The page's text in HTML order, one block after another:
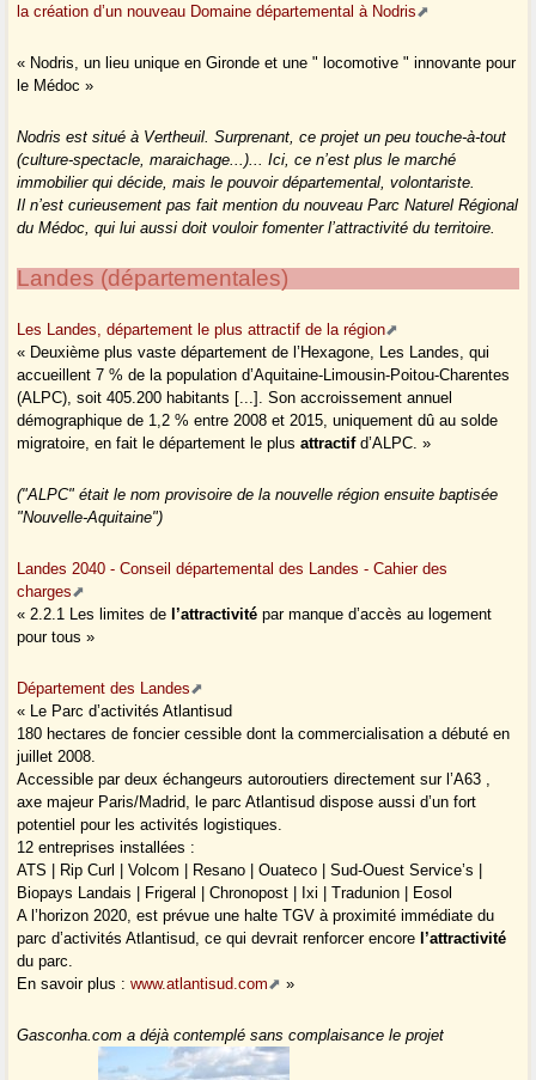
la création d’un nouveau Domaine départemental à Nodris
« Nodris, un lieu unique en Gironde et une " locomotive " innovante pour
le Médoc »
Nodris est situé à Vertheuil. Surprenant, ce projet un peu touche-à-tout
(culture-spectacle, maraichage...)... Ici, ce n’est plus le marché
immobilier qui décide, mais le pouvoir départemental, volontariste.
Il n’est curieusement pas fait mention du nouveau Parc Naturel Régional
du Médoc, qui lui aussi doit vouloir fomenter l’attractivité du territoire.
Landes (départementales)
Les Landes, département le plus attractif de la région
« Deuxième plus vaste département de l’Hexagone, Les Landes, qui
accueillent 7 % de la population d’Aquitaine-Limousin-Poitou-Charentes
(ALPC), soit 405.200 habitants [...]. Son accroissement annuel
démographique de 1,2 % entre 2008 et 2015, uniquement dû au solde
migratoire, en fait le département le plusattractifd’ALPC. »
("ALPC" était le nom provisoire de la nouvelle région ensuite baptisée
"Nouvelle-Aquitaine")
Landes 2040 - Conseil départemental des Landes - Cahier des
charges
« 2.2.1 Les limites de l’attractivité par manque d’accès au logement
pour tous »
Département des Landes
« Le Parc d’activités Atlantisud
180 hectares de foncier cessible dont la commercialisation a débuté en
juillet 2008.
Accessible par deux échangeurs autoroutiers directement sur l’A63 ,
axe majeur Paris/Madrid, le parc Atlantisud dispose aussi d’un fort
potentiel pour les activités logistiques.
12 entreprises installées :
ATS | Rip Curl | Volcom | Resano | Ouateco | Sud-Ouest Service’s |
Biopays Landais | Frigeral | Chronopost | Ixi | Tradunion | Eosol
A l’horizon 2020, est prévue une halte TGV à proximité immédiate du
parc d’activités Atlantisud, ce qui devrait renforcer encore l’attractivité
du parc.
En savoir plus :www.atlantisud.com »
Gasconha.com a déjà contemplé sans complaisance le projet